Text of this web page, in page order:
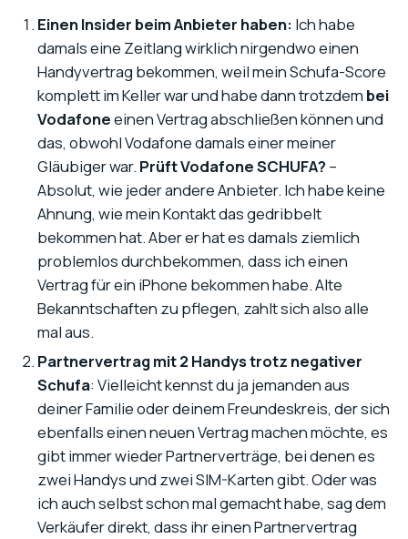
Einen Insider beim Anbieter haben: Ich habe
damals eine Zeitlang wirklich nirgendwo einen
Handyvertrag bekommen, weil mein Schufa-Score
komplett im Keller war und habe dann trotzdem bei
Vodafoneeinen Vertrag abschließen können und
das, obwohl Vodafone damals einer meiner
Gläubiger war. Prüft Vodafone SCHUFA?–
Absolut, wie jeder andere Anbieter. Ich habe keine
Ahnung, wie mein Kontakt das gedribbelt
bekommen hat. Aber er hat es damals ziemlich
problemlos durchbekommen, dass ich einen
Vertrag für ein iPhone bekommen habe. Alte
Bekanntschaften zu pflegen, zahlt sich also alle
mal aus.
Partnervertrag mit 2 Handys trotz negativer
Schufa: Vielleicht kennst du ja jemanden aus
deiner Familie oder deinem Freundeskreis, der sich
ebenfalls einen neuen Vertrag machen möchte, es
gibt immer wieder Partnerverträge, bei denen es
zwei Handys und zwei SIM-Karten gibt. Oder was
ich auch selbst schon mal gemacht habe, sag dem
Verkäufer direkt, dass ihr einen Partnervertrag